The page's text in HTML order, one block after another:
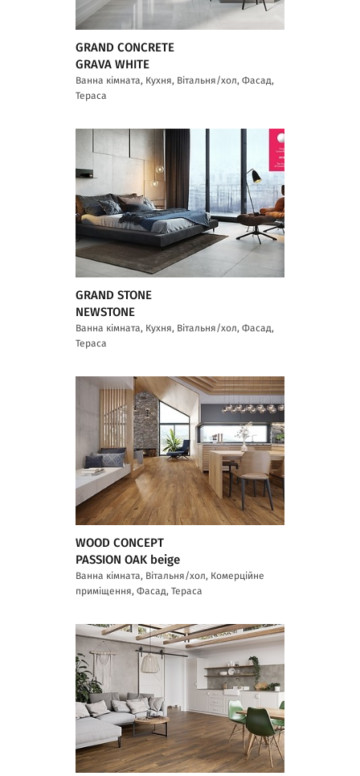
GRAND CONCRETE
GRAVA WHITE
Ванна кімната, Кухня, Вітальня/хол, Фасад,
Тераса
GRAND STONE
NEWSTONE
Ванна кімната, Кухня, Вітальня/хол, Фасад,
Тераса
WOOD CONCEPT
PASSION OAK beige
Ванна кімната, Вітальня/хол, Комерційне
приміщення, Фасад, Тераса